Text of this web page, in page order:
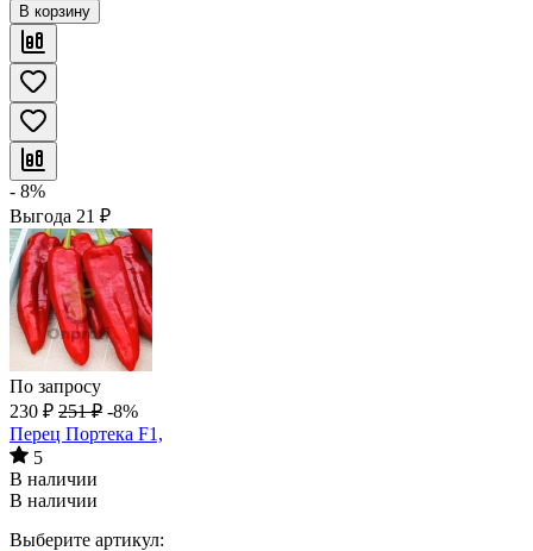
В корзину
- 8%
Выгода 21 ₽
По запросу
230 ₽ 251 ₽ -8%
Перец Портека F1,
5
В наличии
В наличии
Выберите артикул: